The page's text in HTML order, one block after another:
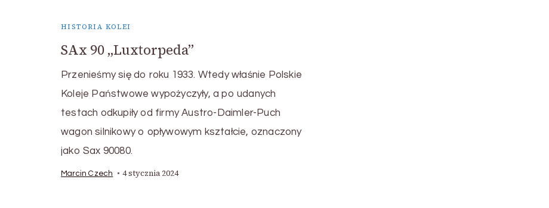
HISTORIA KOLEI
SAx 90 „Luxtorpeda”
Przenieśmy się do roku 1933. Wtedy właśnie Polskie
Koleje Państwowe wypożyczyły, a po udanych
testach odkupiły od firmy Austro-Daimler-Puch
wagon silnikowy o opływowym kształcie, oznaczony
jako Sax 90080.
Marcin Czech 4 stycznia 2024